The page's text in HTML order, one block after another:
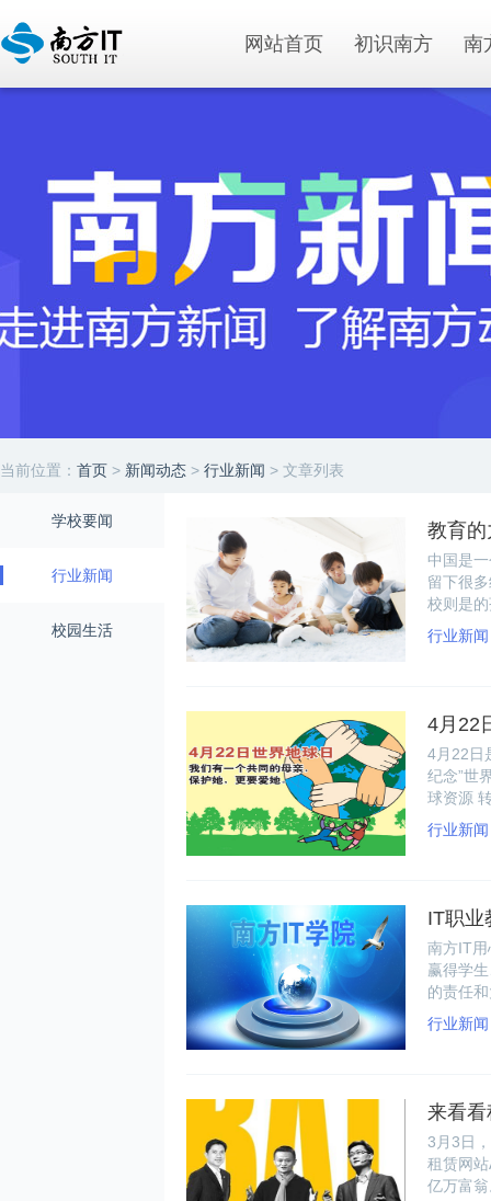
网站首页 初识南方 南
当前位置： 首页 > 新闻动态 > 行业新闻 > 文章列表
学校要闻
行业新闻
校园生活
教育
中国是
留下很
校则是
孩子。
行业新闻
4月22
4月22日
纪念”世
球资源
们“只有
行动起
行业新闻
IT职业
南方IT
赢得学
的责任
拔乱反
学生。
行业新闻
来看
3月3日
租赁网
亿万富